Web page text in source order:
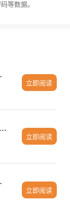
等数据。
实测
立即阅读
在Chrome浏览器中提升无痕模式的隐私保护效果
立即阅读
程
立即阅读